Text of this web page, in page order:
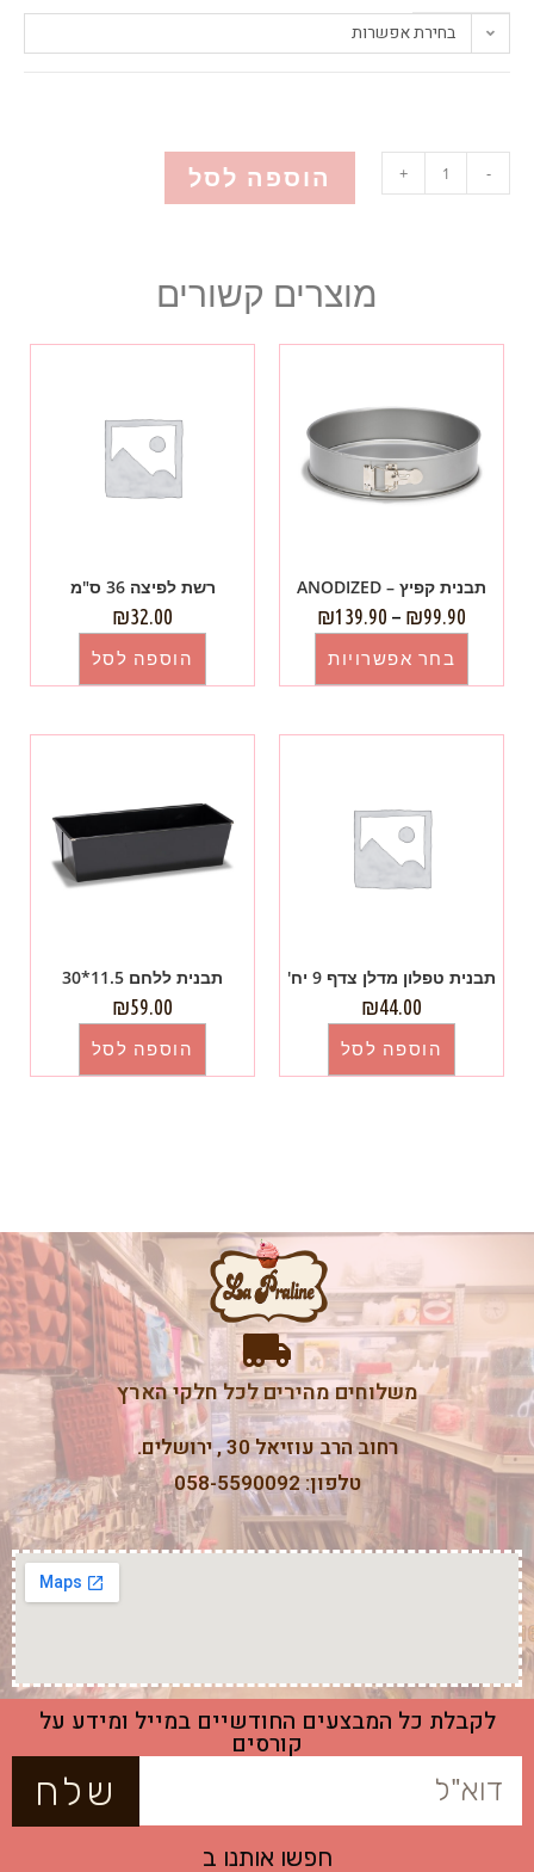
בחירת אפשרות
-
+ הוספה לסל
מוצרים קשורים
תבנית קפיץ – ANODIZED
₪99.90
–
₪139.90
בחר אפשרויות
רשת לפיצה 36 ס"מ
₪32.00
הוספה לסל
תבנית טפלון מדלן צדף 9 יח'
₪44.00
הוספה לסל
תבנית ללחם 11.5*30
₪59.00
הוספה לסל
משלוחים מהירים לכל חלקי הארץ
רחוב הרב עוזיאל 30 , ירושלים.
טלפון: 058-5590092
לקבלת כל המבצעים החודשיים במייל ומידע על
קורסים
שלח
חפשו אותנו ב